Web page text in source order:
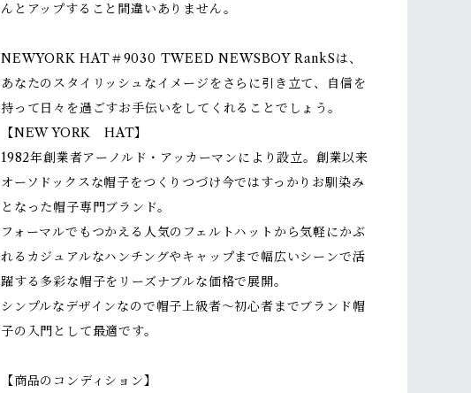
んとアップすること間違いありません。
NEWYORK HAT＃9030 TWEED NEWSBOY RankSは、
あなたのスタイリッシュなイメージをさらに引き立て、自信を
持って日々を過ごすお手伝いをしてくれることでしょう。
【NEW YORK HAT】
1982年創業者アーノルド・アッカーマンにより設立。創業以来
オーソドックスな帽子をつくりつづけ今ではすっかりお馴染み
となった帽子専門ブランド。
フォーマルでもつかえる人気のフェルトハットから気軽にかぶ
れるカジュアルなハンチングやキャップまで幅広いシーンで活
躍する多彩な帽子をリーズナブルな価格で展開。
シンプルなデザインなので帽子上級者～初心者までブランド帽
子の入門として最適です。
【商品のコンディション】